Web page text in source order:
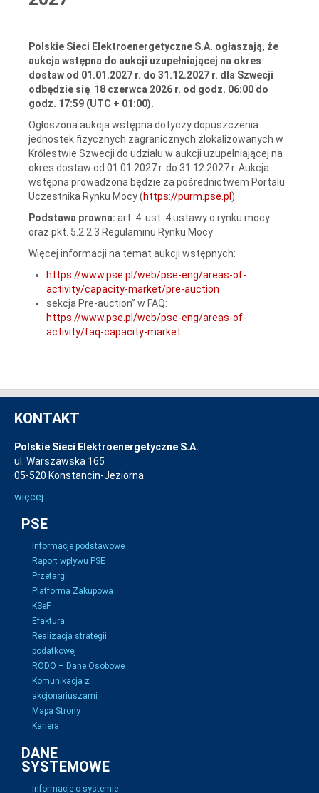
Polskie Sieci Elektroenergetyczne S.A. ogłaszają, że
aukcja wstępna do aukcji uzupełniającej na okres
dostaw od 01.01.2027 r. do 31.12.2027 r. dla Szwecji
odbędzie się 18 czerwca 2026 r. od godz. 06:00 do
godz. 17:59 (UTC + 01:00).
Ogłoszona aukcja wstępna dotyczy dopuszczenia
jednostek fizycznych zagranicznych zlokalizowanych w
Królestwie Szwecji do udziału w aukcji uzupełniającej na
okres dostaw od 01.01.2027 r. do 31.12.2027 r. Aukcja
wstępna prowadzona będzie za pośrednictwem Portalu
Uczestnika Rynku Mocy (https://purm.pse.pl ).
Podstawa prawna: art. 4. ust. 4 ustawy o rynku mocy
oraz pkt. 5.2.2.3 Regulaminu Rynku Mocy
Więcej informacji na temat aukcji wstępnych:
https://www.pse.pl/web/pse-eng/areas-of-
activity/capacity-market/pre-auction
sekcja Pre-auction” w FAQ:
https://www.pse.pl/web/pse-eng/areas-of-
activity/faq-capacity-market
KONTAKT
Polskie Sieci Elektroenergetyczne S.A.
ul. Warszawska 165
05-520 Konstancin-Jeziorna
więcej
PSE
Informacje podstawowe
Raport wpływu PSE
Przetargi
Platforma Zakupowa
KSeF
Efaktura
Realizacja strategii
podatkowej
RODO – Dane Osobowe
Komunikacja z
akcjonariuszami
Mapa Strony
Kariera
DANE
SYSTEMOWE
Informacje o systemie